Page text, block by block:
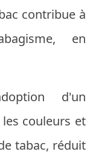
contribue à
en
d'un
couleurs et
tabac, réduit